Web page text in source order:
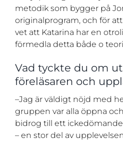
metodik som bygger på
originalprogram, och för
vet att Katarina har en
förmedla detta både o
Vad tyckte du om
föreläsaren och
–Jag är väldigt nöjd med
gruppen var alla öppna
bidrog till ett
– en stor del av